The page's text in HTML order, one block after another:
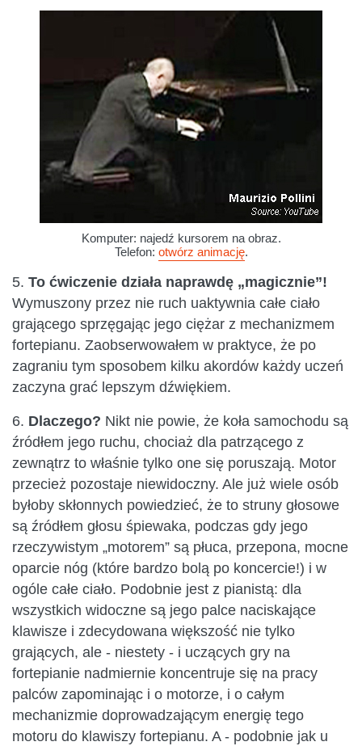
Komputer: najedź kursorem na obraz.
Telefon: otwórz animację.
5. To ćwiczenie działa naprawdę „magicznie”!
Wymuszony przez nie ruch uaktywnia całe ciało
grającego sprzęgając jego ciężar z mechanizmem
fortepianu. Zaobserwowałem w praktyce, że po
zagraniu tym sposobem kilku akordów każdy uczeń
zaczyna grać lepszym dźwiękiem.
6. Dlaczego? Nikt nie powie, że koła samochodu są
źródłem jego ruchu, chociaż dla patrzącego z
zewnątrz to właśnie tylko one się poruszają. Motor
przecież pozostaje niewidoczny. Ale już wiele osób
byłoby skłonnych powiedzieć, że to struny głosowe
są źródłem głosu śpiewaka, podczas gdy jego
rzeczywistym „motorem” są płuca, przepona, mocne
oparcie nóg (które bardzo bolą po koncercie!) i w
ogóle całe ciało. Podobnie jest z pianistą: dla
wszystkich widoczne są jego palce naciskające
klawisze i zdecydowana większość nie tylko
grających, ale - niestety - i uczących gry na
fortepianie nadmiernie koncentruje się na pracy
palców zapominając i o motorze, i o całym
mechanizmie doprowadzającym energię tego
motoru do klawiszy fortepianu. A - podobnie jak u